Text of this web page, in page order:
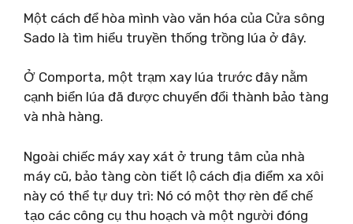
Một cách để hòa mình vào văn hóa của Cửa sông
Sado là tìm hiểu truyền thống trồng lúa ở đây.
Ở Comporta, một trạm xay lúa trước đây nằm
cạnh biển lúa đã được chuyển đổi thành bảo tàng
và nhà hàng.
Ngoài chiếc máy xay xát ở trung tâm của nhà
máy cũ, bảo tàng còn tiết lộ cách địa điểm xa xôi
này có thể tự duy trì: Nó có một thợ rèn để chế
tạo các công cụ thu hoạch và một người đóng